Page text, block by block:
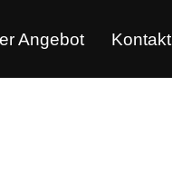
Angebot Kontakt